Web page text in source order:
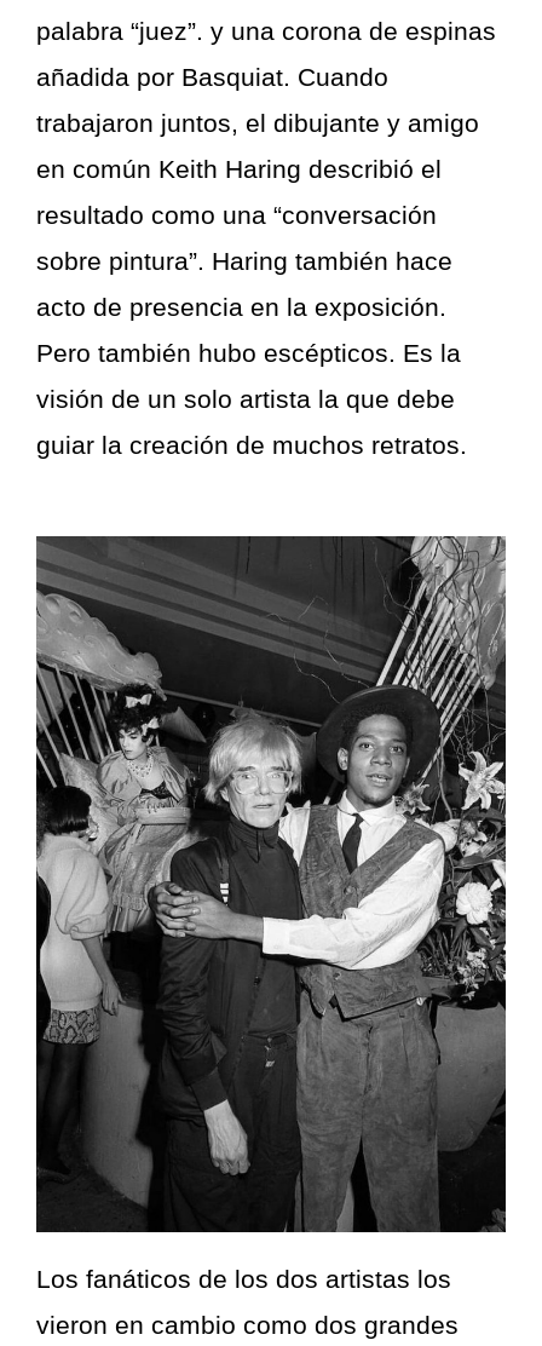
palabra “juez”. y una corona de espinas
añadida por Basquiat. Cuando
trabajaron juntos, el dibujante y amigo
en común Keith Haring describió el
resultado como una “conversación
sobre pintura”. Haring también hace
acto de presencia en la exposición.
Pero también hubo escépticos. Es la
visión de un solo artista la que debe
guiar la creación de muchos retratos.
Los fanáticos de los dos artistas los
vieron en cambio como dos grandes